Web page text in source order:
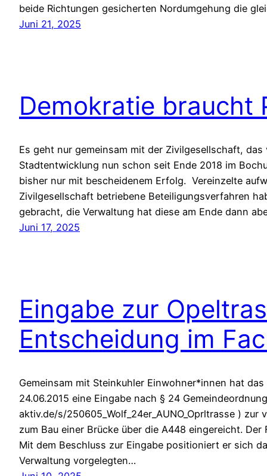
beide Richtungen gesicherten Nordumgehung die
Juni 21, 2025
Demokratie braucht
Es geht nur gemeinsam mit der Zivilgesellschaft,
Stadtentwicklung nun schon seit Ende 2018 im
bisher nur mit bescheidenem Erfolg. Vereinzelte
Zivilgesellschaft betriebene Beteiligungsverfahren
gebracht, die Verwaltung hat diese am Ende dann
Juni 17, 2025
Eingabe zur
Entscheidung im
Gemeinsam mit Steinkuhler Einwohner*innen hat
24.06.2015 eine Eingabe nach § 24
aktiv.de/s/250605_Wolf_24er_AUNO_Oprltrasse )
zum Bau einer Brücke über die A448 eingereicht.
Mit dem Beschluss zur Eingabe positioniert er sich
Verwaltung vorgelegten…